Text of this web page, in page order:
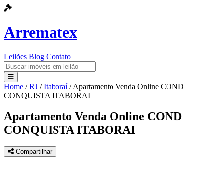
Arrematex
Leilões Blog Contato
Leilões
Blog
Contato
Home / RJ / Itaboraí / Apartamento Venda Online COND
CONQUISTA ITABORAI
Apartamento Venda Online COND
CONQUISTA ITABORAI
Compartilhar